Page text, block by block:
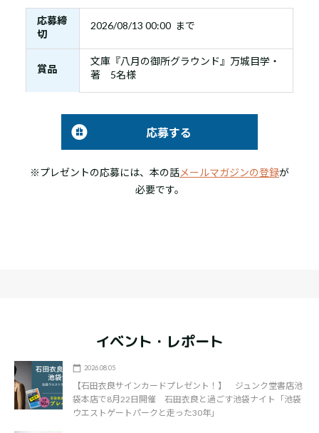
応募締
切
2026/08/13 00:00 まで
賞品
文庫『八月の御所グラウンド』万城目学・
著 5名様
応募する
※プレゼントの応募には、本の話メールマガジンの登録が
必要です。
イベント・レポート
2026.08.05
【石田衣良サインカードプレゼント！】 ジュンク堂書店池
袋本店で8月22日開催 石田衣良と過ごす池袋ナイト「池袋
ウエストゲートパークと走った30年」